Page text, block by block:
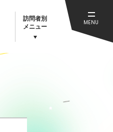
訪問者別
メニュー
MENU